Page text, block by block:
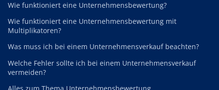
Wie funktioniert eine Unternehmensbewertung?
Wie funktioniert eine Unternehmensbewertung mit
Multiplikatoren?
Was muss ich bei einem Unternehmensverkauf beachten?
Welche Fehler sollte ich bei einem Unternehmensverkauf
vermeiden?
Alles zum Thema Unternehmensbewertung